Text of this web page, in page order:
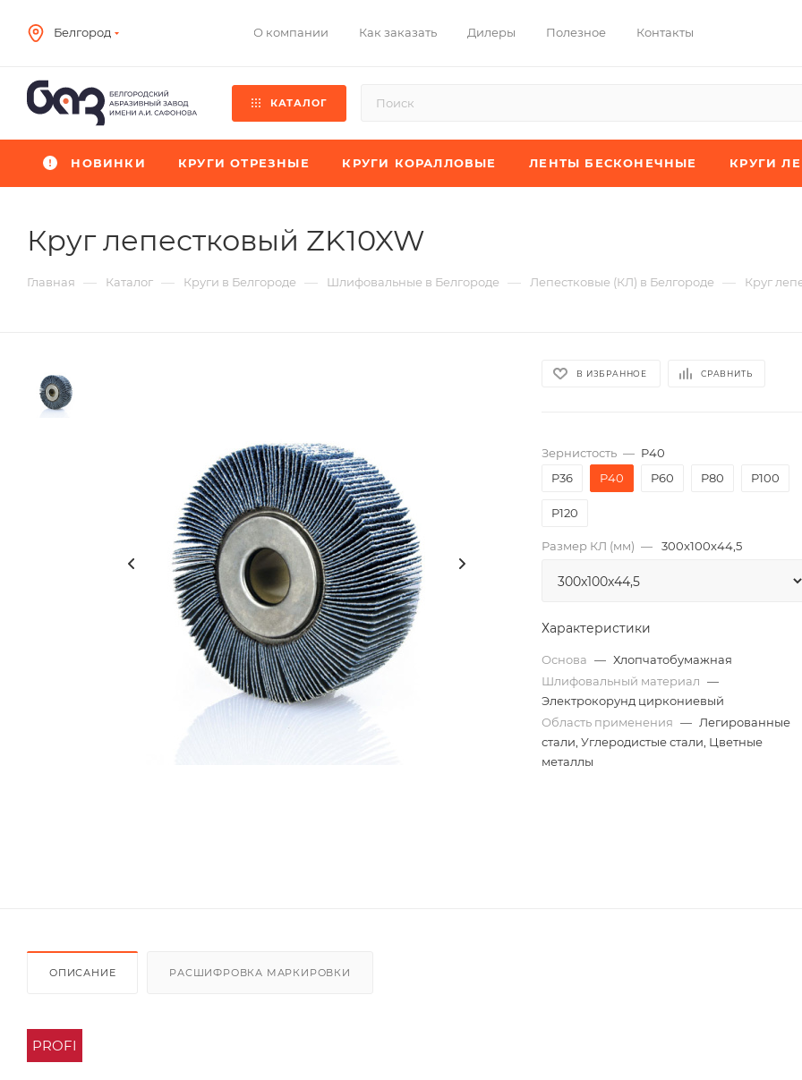
Белгород О компании Как заказать Дилеры Полезное Контакты
КАТАЛОГ
НОВИНКИ КРУГИ ОТРЕЗНЫЕ КРУГИ КОРАЛЛОВЫЕ ЛЕНТЫ БЕСКОНЕЧНЫЕ КРУГИ
Круг лепестковый ZK10XW
Главная — Каталог — Круги в Белгороде — Шлифовальные в Белгороде — Лепестковые (КЛ) в Белгороде — Круг
В ИЗБРАННОЕ СРАВНИТЬ
Зернистость — P40
P36
P40 P60 P80 P100
P120
Размер КЛ (мм) — 300x100x44,5
Характеристики
Основа — Хлопчатобумажная
Шлифовальный материал —
Электрокорунд циркониевый
Область применения — Легированные
стали, Углеродистые стали, Цветные
металлы
ОПИСАНИЕ РАСШИФРОВКА МАРКИРОВКИ
PROFI